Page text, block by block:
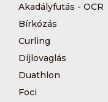
Akadályfutás - OCR
Bírkózás
Curling
Díjlovaglás
Duathlon
Foci